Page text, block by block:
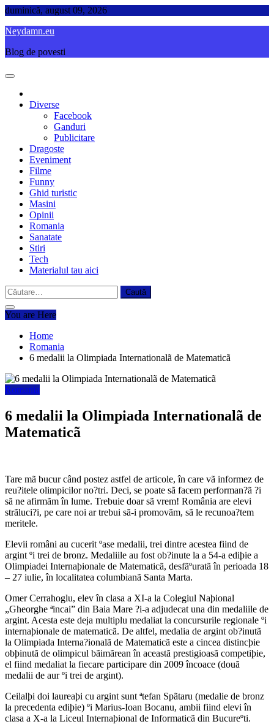
Skip
content
duminică, august 09, 2026
Neydamn.eu
Blog de povesti
Diverse
Facebook
Ganduri
Publicitare
Dragoste
Eveniment
Filme
Funny
Ghid turistic
Masini
Opinii
Romania
Sanatate
Stiri
Tech
Materialul tau aici
Caută
după:
You are Here
Home
Romania
6 medalii la Olimpiada Internationalã de Matematicã
Romania
6 medalii la Olimpiada Internationalã de
Matematicã
Tare mã bucur când postez astfel de articole, în care vã informez de
reu?itele olimpicilor no?tri. Deci, se poate sã facem performan?ã ?i
sã ne afirmãm în lume. Trebuie doar sã vrem! România are elevi
strãluci?i, pe care noi ar trebui sã-i promovãm, sã le recunoa?tem
meritele.
Elevii români au cucerit ºase medalii, trei dintre acestea fiind de
argint ºi trei de bronz. Medaliile au fost ob?inute la a 54-a ediþie a
Olimpiadei Internaþionale de Matematicã, desfãºuratã în perioada 18
– 27 iulie, în localitatea columbianã Santa Marta.
Omer Cerrahoglu, elev în clasa a XI-a la Colegiul Naþional
„Gheorghe ªincai” din Baia Mare ?i-a adjudecat una din medaliile de
argint. Acesta este deja multiplu medaliat la concursurile regionale ºi
internaþionale de matematicã. De altfel, medalia de argint ob?inutã
la Olimpiada Interna?ionalã de Matematicã este a cincea distincþie
obþinutã de olimpicul bãimãrean în aceastã prestigioasã competiþie,
el fiind medaliat la fiecare participare din 2009 încoace (douã
medalii de aur ºi trei de argint).
Ceilalþi doi laureaþi cu argint sunt ªtefan Spãtaru (medalie de bronz
la precedenta ediþie) ºi Marius-Ioan Bocanu, ambii fiind elevi în
clasa a X-a la Liceul Internaþional de Informaticã din Bucureºti.